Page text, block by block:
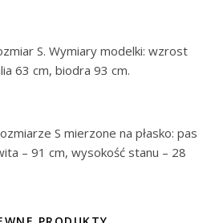
S. Wymiary modelki: wzrost
63 cm, biodra 93 cm.
S mierzone na płasko: pas
– 91 cm, wysokość stanu – 28